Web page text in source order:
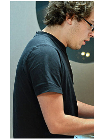
Show larger version